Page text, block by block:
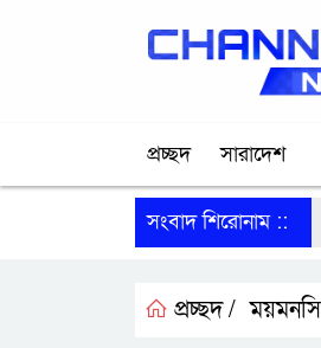
প্রচ্ছদ সারাদেশ
সংবাদ শিরোনাম ::
প্রচ্ছদ /